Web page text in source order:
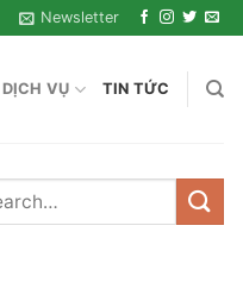
Newsletter
DỊCH VỤ TIN TỨC